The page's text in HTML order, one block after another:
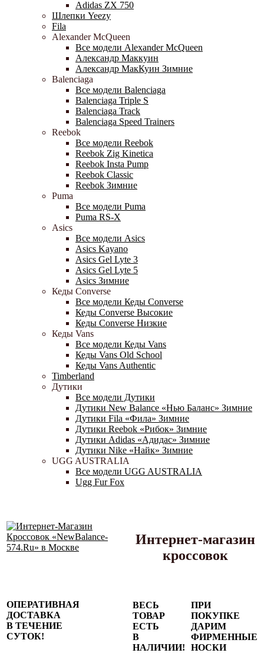
Adidas ZX 750
Шлепки Yeezy
Fila
Alexander McQueen
Все модели Alexander McQueen
Александр Маккуин
Александр МакКуин Зимние
Balenciaga
Все модели Balenciaga
Balenciaga Triple S
Balenciaga Track
Balenciaga Speed Trainers
Reebok
Все модели Reebok
Reebok Zig Kinetica
Reebok Insta Pump
Reebok Classic
Reebok Зимние
Puma
Все модели Puma
Puma RS-X
Asics
Все модели Asics
Asics Kayano
Asics Gel Lyte 3
Asics Gel Lyte 5
Asics Зимние
Кеды Converse
Все модели Кеды Converse
Кеды Converse Высокие
Кеды Converse Низкие
Кеды Vans
Все модели Кеды Vans
Кеды Vans Old School
Кеды Vans Authentic
Timberland
Дутики
Все модели Дутики
Дутики New Balance «Нью Баланс» Зимние
Дутики Fila «Фила» Зимние
Дутики Reebok «Рибок» Зимние
Дутики Adidas «Адидас» Зимние
Дутики Nike «Найк» Зимние
UGG AUSTRALIA
Все модели UGG AUSTRALIA
Ugg Fur Fox
Интернет-магазин
кроссовок
ОПЕРАТИВНАЯ
ДОСТАВКА
В ТЕЧЕНИЕ
СУТОК!
ВЕСЬ
ТОВАР
ЕСТЬ
В
НАЛИЧИИ!
ПРИ
ПОКУПКЕ
ДАРИМ
ФИРМЕННЫЕ
НОСКИ